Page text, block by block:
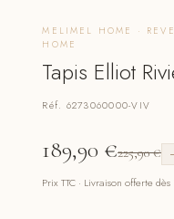
MELIMEL HOME ·
HOME
Tapis Elliot
Réf. 6273060000-VIV
189,90 €225,90€
Prix TTC · Livraison offerte